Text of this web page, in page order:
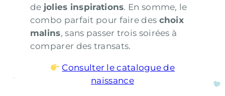
de jolies inspirations. En somme, le
combo parfait pour faire des choix
malins, sans passer trois soirées à
comparer des transats.
Consulter le catalogue de
naissance